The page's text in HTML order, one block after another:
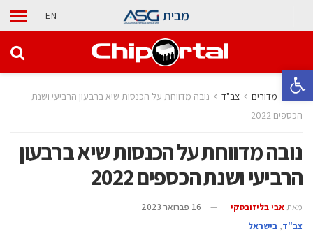
פתח סרגל נגישות
מבית EN
בית מדורים ‫צב"ד‬
נובה מדווחת על הכנסות שיא ברבעון הרביעי ושנת
הכספים 2022
נובה מדווחת על הכנסות שיא ברבעון
הרביעי ושנת הכספים 2022
מאת אבי בליזובסקי
16 פברואר 2023
‫צב"ד‬, בישראל